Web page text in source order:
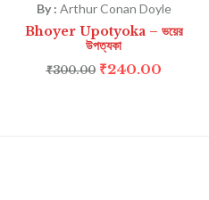
By : Arthur Conan Doyle
Bhoyer Upotyoka – ভয়ের
উপত্যকা
₹300.00 ₹240.00